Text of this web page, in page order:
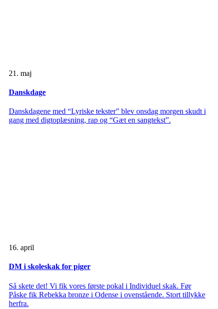
21. maj
Danskdage
Danskdagene med “Lyriske tekster” blev onsdag morgen skudt i
gang med digtoplæsning, rap og “Gæt en sangtekst”.
16. april
DM i skoleskak for piger
Så skete det! Vi fik vores første pokal i Individuel skak. Før
Påske fik Rebekka bronze i Odense i ovenstående. Stort tillykke
herfra.